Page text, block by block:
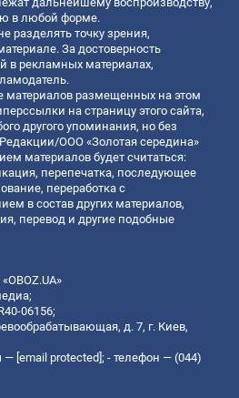
в любой форме.
разделять точку зрения,
За достоверность
рекламных материалах,
материалов размещенных на этом
на страницу этого сайта,
другого упоминания, но без
ООО «Золотая середина»
материалов будет считаться:
перепечатка, последующее
переработка с
в состав других материалов,
перевод и другие подобные
06156;
д. 7, г. Киев,
— [email protected] ; - телефон — (044)